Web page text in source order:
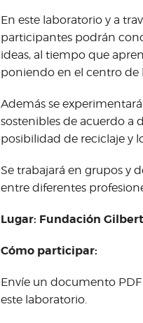
En este laboratorio y a
participantes podrán
ideas, al tiempo que
poniendo en el centro de
Además se
sostenibles de acuerdo a
posibilidad de reciclaje y
Se trabajará en grupos y
entre diferentes
Lugar: Fundación
Cómo participar:
Envíe un documento
este laboratorio.